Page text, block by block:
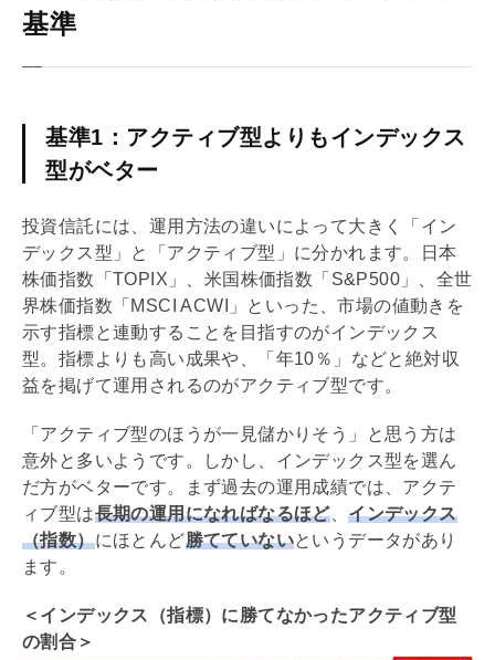
基準
基準1：アクティブ型よりもインデックス
型がベター
投資信託には、運用方法の違いによって大きく「イン
デックス型」と「アクティブ型」に分かれます。日本
株価指数「TOPIX」、米国株価指数「S&P500」、全世
界株価指数「MSCI ACWI」といった、市場の値動きを
示す指標と連動することを目指すのがインデックス
型。指標よりも高い成果や、「年10％」などと絶対収
益を掲げて運用されるのがアクティブ型です。
「アクティブ型のほうが一見儲かりそう」と思う方は
意外と多いようです。しかし、インデックス型を選ん
だ方がベターです。まず過去の運用成績では、アクテ
ィブ型は長期の運用になればなるほど、インデックス
（指数）にほとんど勝てていないというデータがあり
ます。
＜インデックス（指標）に勝てなかったアクティブ型
の割合＞